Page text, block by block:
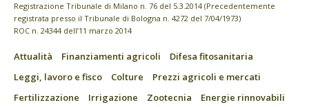
Registrazione Tribunale di Milano n. 76 del 5.3.2014 (Precedentemente
registrata presso il Tribunale di Bologna n. 4272 del 7/04/1973)
ROC n. 24344 dell’11 marzo 2014
Attualità Finanziamenti agricoli
Difesa fitosanitaria
Leggi, lavoro e fisco
Colture
Prezzi agricoli e mercati
Fertilizzazione
Irrigazione Zootecnia
Energie rinnovabili